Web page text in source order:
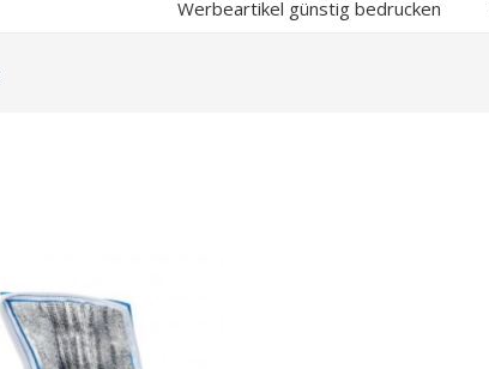
Werbeartikel günstig bedrucken